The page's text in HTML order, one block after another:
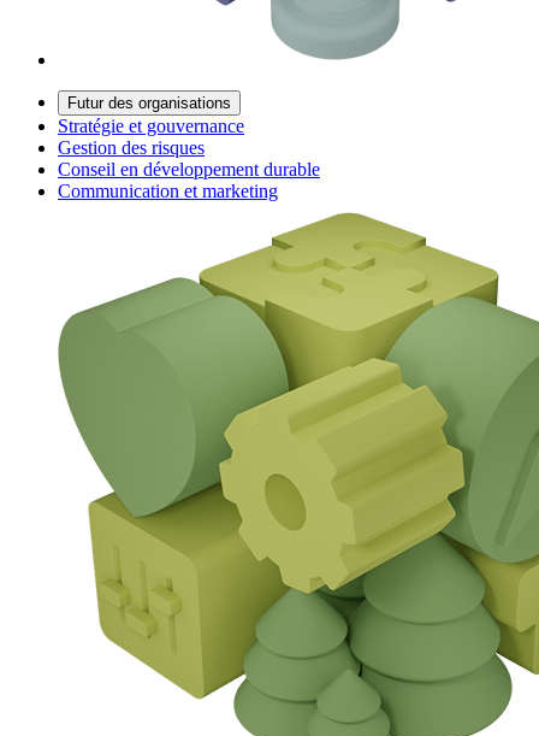
Futur des organisations
Stratégie et gouvernance
Gestion des risques
Conseil en développement durable
Communication et marketing